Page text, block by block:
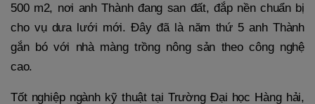
500 m2, nơi anh Thành đang san đất, đắp nền chuẩn bị
cho vụ dưa lưới mới. Đây đã là năm thứ 5 anh Thành
gắn bó với nhà màng trồng nông sản theo công nghệ
cao.
Tốt nghiệp ngành kỹ thuật tại Trường Đại học Hàng hải,